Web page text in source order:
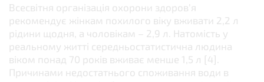
Всесвітня організація охорони здоров’я
рекомендує жінкам похилого віку вживати 2,2 л
рідини щодня, а чоловікам – 2,9 л. Натомість у
реальному житті середньостатистична людина
віком понад 70 років вживає менше 1,5 л [4].
Причинами недостатнього споживання води в